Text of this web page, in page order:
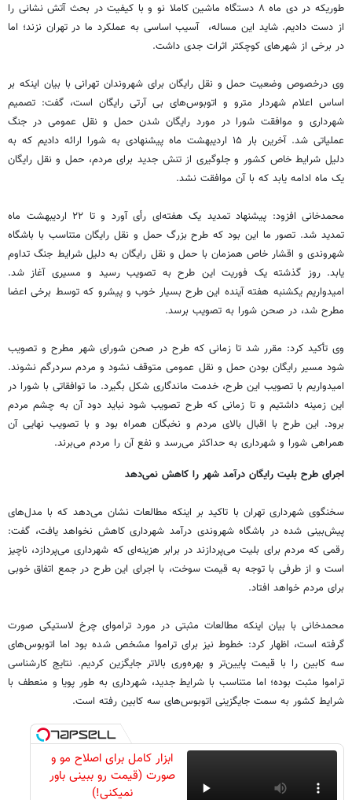
طوریکه در دی ماه ۸ دستگاه ماشین کاملا نو و با کیفیت در بحث آتش نشانی را
از دست دادیم. شاید این مساله، آسیب اساسی به عملکرد ما در تهران نزند؛ اما
در برخی از شهرهای کوچکتر اثرات جدی داشت‌.
وی درخصوص وضعیت حمل و نقل رایگان برای شهروندان تهرانی با بیان اینکه بر
اساس اعلام شهردار مترو و اتوبوس‌های بی آرتی رایگان است، گفت: تصمیم
شهرداری و موافقت شورا در مورد رایگان شدن حمل و نقل عمومی در جنگ
عملیاتی شد. آخرین بار ۱۵ اردیبهشت ماه پیشنهادی به شورا ارائه دادیم که به
دلیل شرایط خاص کشور و جلوگیری از تنش جدید برای مردم، حمل و نقل رایگان
یک ماه ادامه یابد که با آن موافقت نشد.
محمدخانی افزود: پیشنهاد تمدید یک هفته‌ای رأی آورد و تا ۲۲ اردیبهشت ماه
تمدید شد. تصور ما این بود که طرح بزرگ حمل و نقل رایگان متناسب با باشگاه
شهروندی و اقشار خاص همزمان با حمل و نقل رایگان به دلیل شرایط جنگ تداوم
یابد. روز گذشته یک فوریت این طرح به تصویب رسید و مسیری آغاز شد.
امیدواریم یکشنبه هفته آینده این طرح بسیار خوب و پیشرو که توسط برخی اعضا
مطرح شد، در صحن شورا به تصویب برسد.
وی تأکید کرد: مقرر شد تا زمانی که طرح در صحن شورای شهر مطرح و تصویب
شود مسیر رایگان بودن حمل و نقل عمومی متوقف نشود و مردم سردرگم نشوند.
امیدواریم با تصویب این طرح، خدمت ماندگاری شکل بگیرد. ما توافقاتی با شورا در
این زمینه داشتیم و تا زمانی که طرح تصویب شود نباید دود آن به چشم مردم
برود. این طرح با اقبال بالای مردم و نخبگان همراه بود و با تصویب نهایی آن
همراهی شورا و شهرداری به حداکثر می‌رسد و نفع آن را مردم می‌برند.
اجرای طرح بلیت رایگان درآمد شهر را کاهش نمی‌دهد
سخنگوی شهرداری تهران با تاکید بر اینکه مطالعات نشان می‌دهد که با مدل‌های
پیش‌بینی شده در باشگاه شهروندی درآمد شهرداری کاهش نخواهد یافت، گفت:
رقمی که مردم برای بلیت می‌پردازند در برابر هزینه‌ای که شهرداری می‌پردازد، ناچیز
است و از طرفی با توجه به قیمت سوخت، با اجرای این طرح در جمع اتفاق خوبی
برای مردم خواهد افتاد.
محمدخانی با بیان اینکه مطالعات مثبتی در مورد تراموای چرخ لاستیکی صورت
گرفته است، اظهار کرد: خطوط نیز برای تراموا مشخص شده بود اما اتوبوس‌های
سه کابین را با قیمت پایین‌تر و بهره‌وری بالاتر جایگزین کردیم. نتایج کارشناسی
تراموا مثبت بوده؛ اما متناسب با شرایط جدید، شهرداری به طور پویا و منعطف با
شرایط کشور به سمت جایگزینی اتوبوس‌های سه کابین رفته است.
ابزار کامل برای اصلاح مو و
صورت (قیمت رو ببینی باور
نمیکنی!)